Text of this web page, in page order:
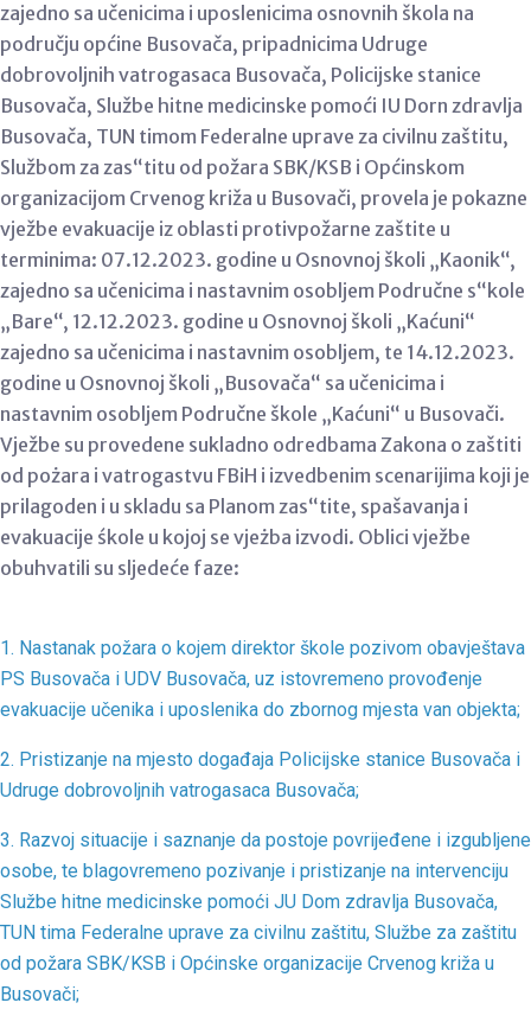
zajedno sa učenicima i uposlenicima osnovnih škola na
području općine Busovača, pripadnicima Udruge
dobrovoljnih vatrogasaca Busovača, Policijske stanice
Busovača, Službe hitne medicinske pomoći IU Dorn zdravlja
Busovača, TUN timom Federalne uprave za civilnu zaštitu,
Službom za zas“titu od požara SBK/KSB i Općinskom
organizacijom Crvenog križa u Busovači, provela je pokazne
vježbe evakuacije iz oblasti protivpožarne zaštite u
terminima: 07.12.2023. godine u Osnovnoj školi „Kaonik“,
zajedno sa učenicima i nastavnim osobljem Područne s“kole
„Bare“, 12.12.2023. godine u Osnovnoj školi „Kaćuni“
zajedno sa učenicima i nastavnim osobljem, te 14.12.2023.
godine u Osnovnoj školi „Busovača“ sa učenicima i
nastavnim osobljem Područne škole „Kaćuni“ u Busovači.
Vježbe su provedene sukladno odredbama Zakona o zaštiti
od pożara i vatrogastvu FBiH i izvedbenim scenarijima koji je
prilagoden i u skladu sa Planom zas“tite, spašavanja i
evakuacije śkole u kojoj se vjeżba izvodi. Oblici vježbe
obuhvatili su sljedeće faze:
1. Nastanak požara o kojem direktor škole pozivom obavještava
PS Busovača i UDV Busovača, uz istovremeno provođenje
evakuacije učenika i uposlenika do zbornog mjesta van objekta;
2. Pristizanje na mjesto događaja Policijske stanice Busovača i
Udruge dobrovoljnih vatrogasaca Busovača;
3. Razvoj situacije i saznanje da postoje povrijeđene i izgubljene
osobe, te blagovremeno pozivanje i pristizanje na intervenciju
Službe hitne medicinske pomoći JU Dom zdravlja Busovača,
TUN tima Federalne uprave za civilnu zaštitu, Službe za zaštitu
od požara SBK/KSB i Općinske organizacije Crvenog križa u
Busovači;